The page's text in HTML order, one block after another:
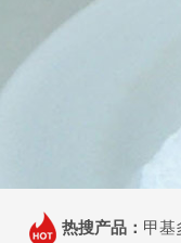
热搜产品： 甲